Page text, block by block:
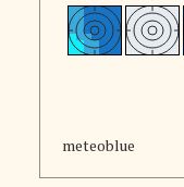
meteoblue